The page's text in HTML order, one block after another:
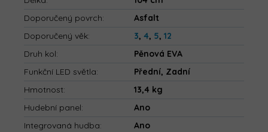
Doporučený povrch:
Asfalt
Doporučený věk: 3, 4, 5, 12
Druh kol:
Pěnová EVA
Funkční LED světla:
Přední, Zadní
Hmotnost:
13,4 kg
Hudební panel:
Ano
Integrovaná hudba:
Ano